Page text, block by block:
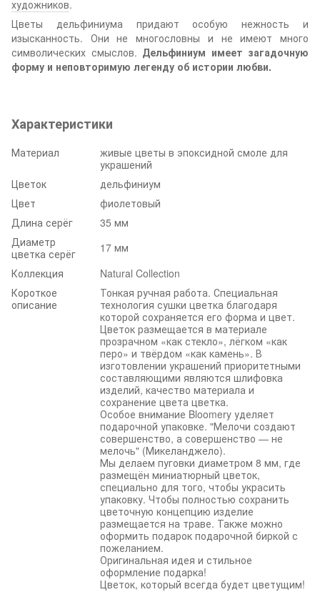
художников.
Цветы дельфиниума придают особую нежность и
изысканность. Они не многословны и не имеют много
символических смыслов. Дельфиниум имеет загадочную
форму и неповторимую легенду об истории любви.
Характеристики
Материал
живые цветы в эпоксидной смоле для
украшений
Цветок
дельфиниум
Цвет
фиолетовый
Длина серёг
35 мм
Диаметр
цветка серёг
17 мм
Коллекция
Natural Collection
Короткое
описание
Тонкая ручная работа. Специальная
технология сушки цветка благодаря
которой сохраняется его форма и цвет.
Цветок размещается в материале
прозрачном «как стекло», лёгком «как
перо» и твёрдом «как камень». В
изготовлении украшений приоритетными
составляющими являются шлифовка
изделий, качество материала и
сохранение цвета цветка.
Особое внимание Bloomery уделяет
подарочной упаковке. "Мелочи создают
совершенство, а совершенство — не
мелочь" (Микеланджело).
Мы делаем пуговки диаметром 8 мм, где
размещён миниатюрный цветок,
специально для того, чтобы украсить
упаковку. Чтобы полностью сохранить
цветочную концепцию изделие
размещается на траве. Также можно
оформить подарок подарочной биркой с
пожеланием.
Оригинальная идея и стильное
оформление подарка!
Цветок, который всегда будет цветущим!